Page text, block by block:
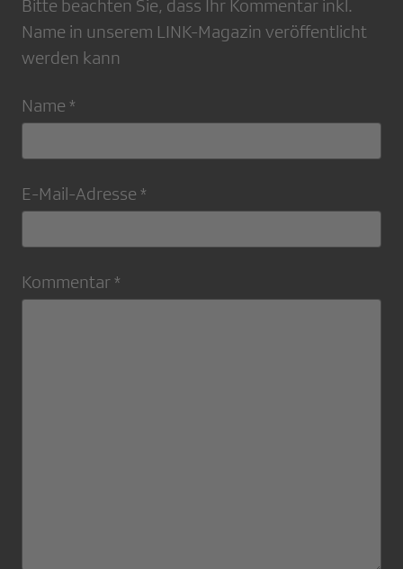
Bitte beachten Sie, dass Ihr Kommentar inkl.
Name in unserem LINK-Magazin veröffentlicht
werden kann
Name *
E-Mail-Adresse *
Kommentar *